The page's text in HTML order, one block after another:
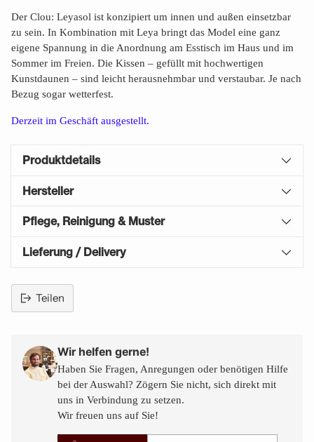
Der Clou: Leyasol ist konzipiert um innen und außen einsetzbar
zu sein. In Kombination mit Leya bringt das Model eine ganz
eigene Spannung in die Anordnung am Esstisch im Haus und im
Sommer im Freien. Die Kissen – gefüllt mit hochwertigen
Kunstdaunen – sind leicht herausnehmbar und verstaubar. Je nach
Bezug sogar wetterfest.
Derzeit im Geschäft ausgestellt.
Produktdetails
Hersteller
Pflege, Reinigung & Muster
Lieferung / Delivery
Teilen
den
Warenkorb
legen
Wir helfen gerne!
Haben Sie Fragen, Anregungen oder benötigen Hilfe
bei der Auswahl? Zögern Sie nicht, sich direkt mit
uns in Verbindung zu setzen.
Wir freuen uns auf Sie!